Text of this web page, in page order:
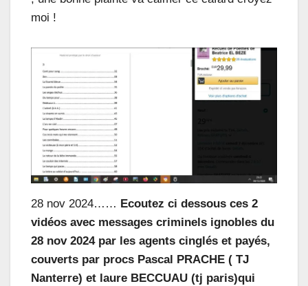
moi !
28 nov 2024…… Ecoutez ci dessous ces 2
vidéos avec messages criminels ignobles du
28 nov 2024 par les agents cinglés et payés,
couverts par procs Pascal PRACHE ( TJ
Nanterre) et laure BECCUAU (tj paris)qui